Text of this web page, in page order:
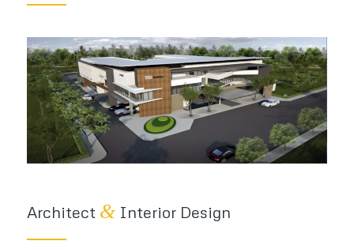
Architect &Interior Design